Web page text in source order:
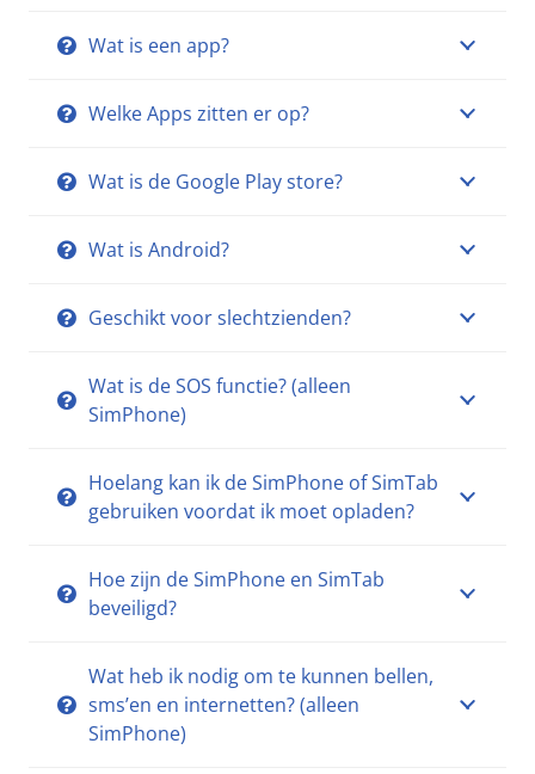
Wat is een app?
Welke Apps zitten er op?
Wat is de Google Play store?
Wat is Android?
Geschikt voor slechtzienden?
Wat is de SOS functie? (alleen
SimPhone)
Hoelang kan ik de SimPhone of SimTab
gebruiken voordat ik moet opladen?
Hoe zijn de SimPhone en SimTab
beveiligd?
Wat heb ik nodig om te kunnen bellen,
sms’en en internetten? (alleen
SimPhone)